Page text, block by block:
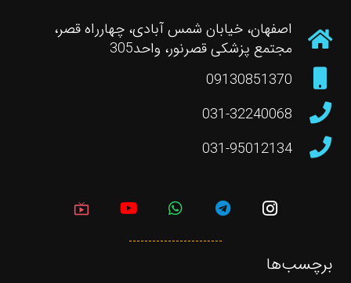
اصفهان، خیابان شمس آبادی، چهارراه قصر،
مجتمع پزشکی قصرنور، واحد305
09130851370
031-32240068
031-95012134
live_tv
برچسب‌ها